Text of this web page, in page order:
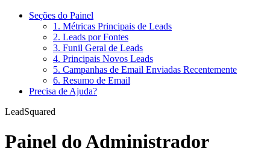
Seções do Painel
1. Métricas Principais de Leads
2. Leads por Fontes
3. Funil Geral de Leads
4. Principais Novos Leads
5. Campanhas de Email Enviadas Recentemente
6. Resumo de Email
Precisa de Ajuda?
LeadSquared
Painel do Administrador